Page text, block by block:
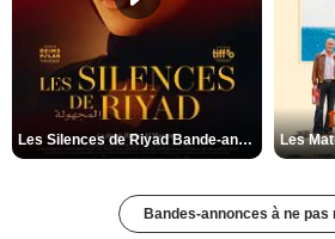
Les Silences de Riyad Bande-annonce VO STFR
Bandes-annonces à ne pas